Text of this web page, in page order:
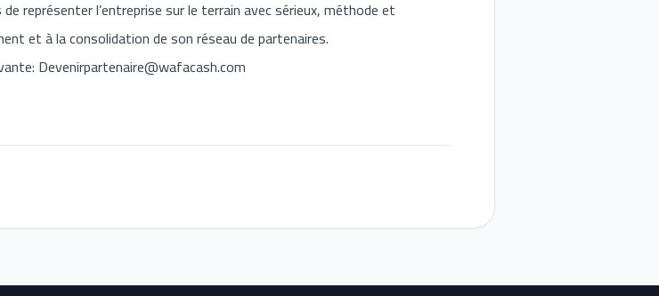
représenter l’entreprise sur le terrain avec sérieux, méthode et
et à la consolidation de son réseau de partenaires.
Devenirpartenaire@wafacash.com